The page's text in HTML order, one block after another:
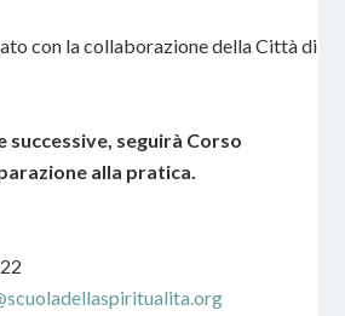
con la collaborazione della Città di
successive, seguirà Corso
alla pratica.